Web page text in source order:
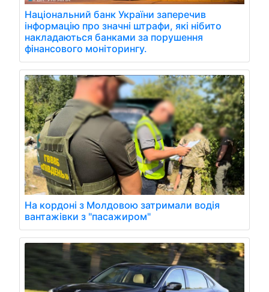
Національний банк України заперечив
інформацію про значні штрафи, які нібито
накладаються банками за порушення
фінансового моніторингу.
На кордоні з Молдовою затримали водія
вантажівки з "пасажиром"